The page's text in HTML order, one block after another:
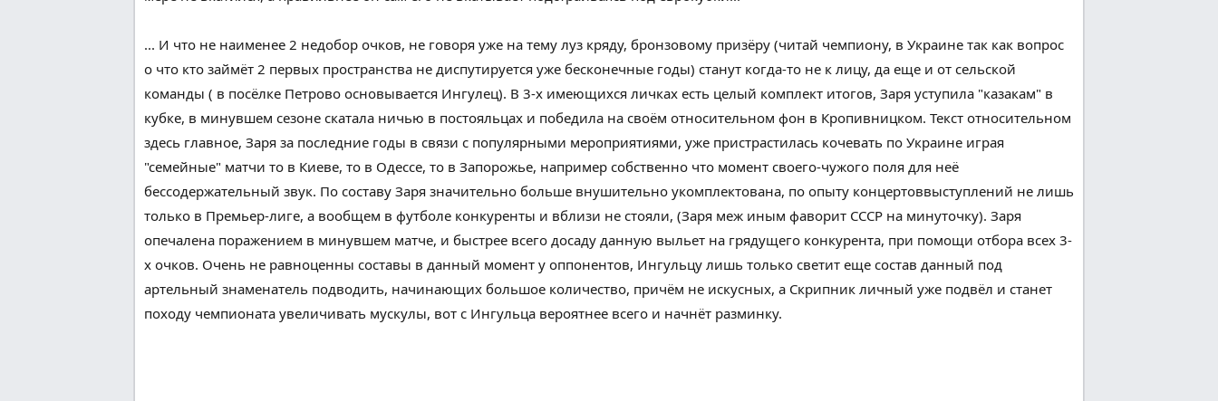
... И что не наименее 2 недобор очков, не говоря уже на тему луз кряду, бронзовому призёру (читай чемпиону, в Украине так как вопрос
о что кто займёт 2 первых пространства не диспутируется уже бесконечные годы) станут когда-то не к лицу, да еще и от сельской
команды ( в посёлке Петрово основывается Ингулец). В 3-х имеющихся личках есть целый комплект итогов, Заря уступила "казакам" в
кубке, в минувшем сезоне скатала ничью в постояльцах и победила на своём относительном фон в Кропивницком. Текст относительном
здесь главное, Заря за последние годы в связи с популярными мероприятиями, уже пристрастилась кочевать по Украине играя
"семейные" матчи то в Киеве, то в Одессе, то в Запорожье, например собственно что момент своего-чужого поля для неё
бессодержательный звук. По составу Заря значительно больше внушительно укомплектована, по опыту концертоввыступлений не лишь
только в Премьер-лиге, а вообщем в футболе конкуренты и вблизи не стояли, (Заря меж иным фаворит СССР на минуточку). Заря
опечалена поражением в минувшем матче, и быстрее всего досаду данную выльет на грядущего конкурента, при помощи отбора всех 3-
х очков. Очень не равноценны составы в данный момент у оппонентов, Ингульцу лишь только светит еще состав данный под
артельный знаменатель подводить, начинающих большое количество, причём не искусных, а Скрипник личный уже подвёл и станет
походу чемпионата увеличивать мускулы, вот с Ингульца вероятнее всего и начнёт разминку.